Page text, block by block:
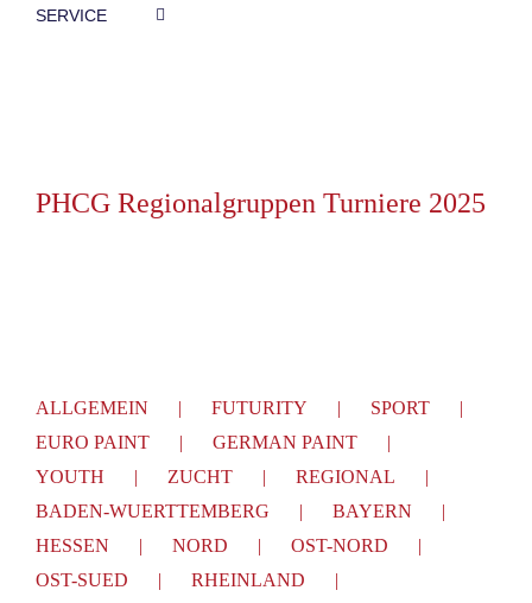
SERVICE
PHCG Regionalgruppen Turniere 2025
ALLGEMEIN FUTURITY
SPORT
EURO PAINT
GERMAN PAINT
YOUTH
ZUCHT
REGIONAL
BADEN-WUERTTEMBERG
BAYERN
HESSEN
NORD
OST-NORD
OST-SUED
RHEINLAND